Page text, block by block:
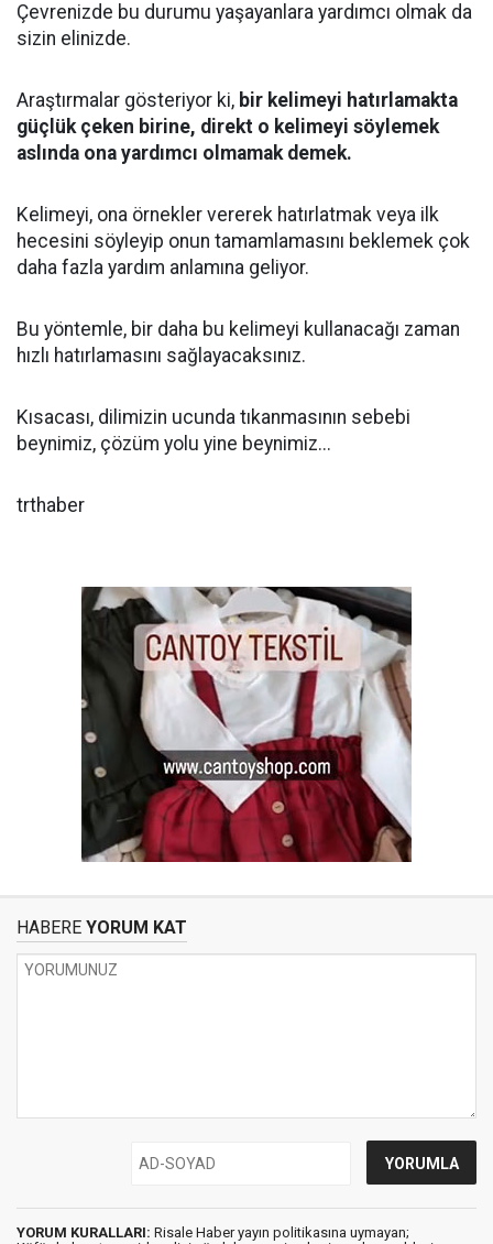
Çevrenizde bu durumu yaşayanlara yardımcı olmak da
sizin elinizde.
Araştırmalar gösteriyor ki, bir kelimeyi hatırlamakta
güçlük çeken birine, direkt o kelimeyi söylemek
aslında ona yardımcı olmamak demek.
Kelimeyi, ona örnekler vererek hatırlatmak veya ilk
hecesini söyleyip onun tamamlamasını beklemek çok
daha fazla yardım anlamına geliyor.
Bu yöntemle, bir daha bu kelimeyi kullanacağı zaman
hızlı hatırlamasını sağlayacaksınız.
Kısacası, dilimizin ucunda tıkanmasının sebebi
beynimiz, çözüm yolu yine beynimiz...
trthaber
HABERE YORUM KAT
YORUM KURALLARI: Risale Haber yayın politikasına uymayan;